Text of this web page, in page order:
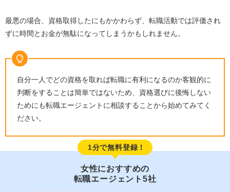
最悪の場合、資格取得したにもかかわらず、転職活動では評価され
ずに時間とお金が無駄になってしまうかもしれません。
自分一人でどの資格を取れば転職に有利になるのか客観的に
判断をすることは簡単ではないため、資格選びに後悔しない
ためにも転職エージェントに相談することから始めてみてく
ださい。
1分で無料登録！
女性におすすめの
転職エージェント5社